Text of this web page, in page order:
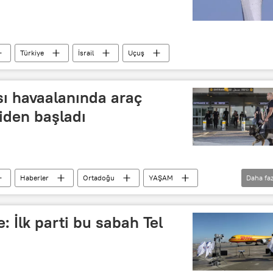
Türkiye İsrail Uçuş
havaalanında araç
başladı
Haberler Ortadoğu
YAŞAM
Otopark Gözaltı
Daha
İlk parti bu sabah Tel